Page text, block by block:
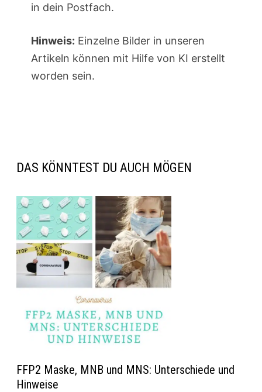
in dein Postfach.
Hinweis: Einzelne Bilder in unseren
Artikeln können mit Hilfe von KI erstellt
worden sein.
DAS KÖNNTEST DU AUCH MÖGEN
FFP2 Maske, MNB und MNS: Unterschiede und
Hinweise